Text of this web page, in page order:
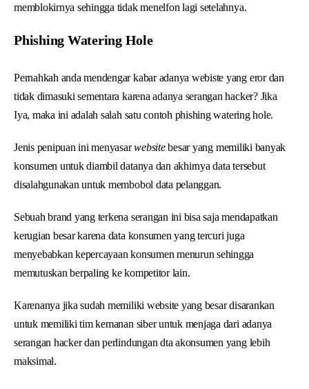
memblokirnya sehingga tidak menelfon lagi setelahnya.
Phishing Watering Hole
Pernahkah anda mendengar kabar adanya webiste yang eror dan
tidak dimasuki sementara karena adanya serangan hacker? Jika
Iya, maka ini adalah salah satu contoh phishing watering hole.
Jenis penipuan ini menyasarwebsitebesar yang memiliki banyak
konsumen untuk diambil datanya dan akhirnya data tersebut
disalahgunakan untuk membobol data pelanggan.
Sebuah brand yang terkena serangan ini bisa saja mendapatkan
kerugian besar karena data konsumen yang tercuri juga
menyebabkan kepercayaan konsumen menurun sehingga
memutuskan berpaling ke kompetitor lain.
Karenanya jika sudah memiliki website yang besar disarankan
untuk memiliki tim kemanan siber untuk menjaga dari adanya
serangan hacker dan perlindungan dta akonsumen yang lebih
maksimal.